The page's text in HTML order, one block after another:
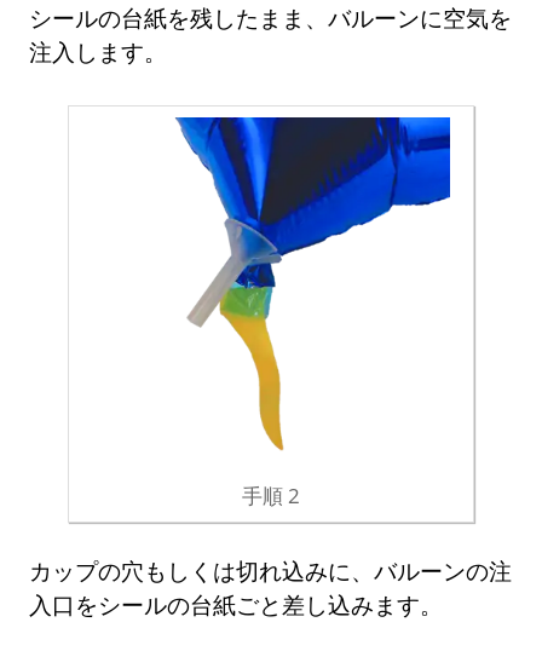
シールの台紙を残したまま、バルーンに空気を
注入します。
手順 2
カップの穴もしくは切れ込みに、バルーンの注
入口をシールの台紙ごと差し込みます。